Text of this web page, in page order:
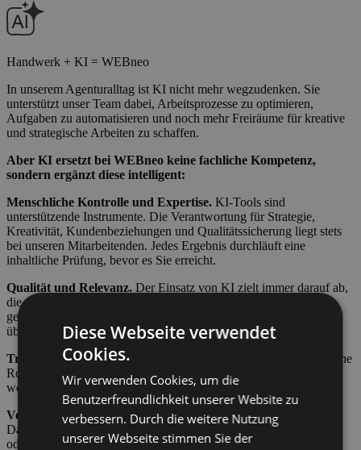
Handwerk + KI = WEBneo
In unserem Agenturalltag ist KI nicht mehr wegzudenken. Sie
unterstützt unser Team dabei, Arbeitsprozesse zu optimieren,
Aufgaben zu automatisieren und noch mehr Freiräume für kreative
und strategische Arbeiten zu schaffen.
Aber KI ersetzt bei WEBneo keine fachliche Kompetenz,
sondern ergänzt diese intelligent:
Menschliche Kontrolle und Expertise. KI-Tools sind
unterstützende Instrumente. Die Verantwortung für Strategie,
Kreativität, Kundenbeziehungen und Qualitätssicherung liegt stets
bei unseren Mitarbeitenden. Jedes Ergebnis durchläuft eine
inhaltliche Prüfung, bevor es Sie erreicht.
Qualität und Relevanz. Der Einsatz von KI zielt immer darauf ab,
die Qualität und Relevanz unserer Leistungen zu erhöhen. KI-
gestützte Inhalte und Analysen werden niemals unkritisch
übernommen, sondern an unseren Qualitätsstandards gemessen.
Transparenz.Wir kommunizieren offen, wenn KI eine wesentliche
Rolle in einer Leistung spielt. Auf Wunsch erläutern wir gerne, an
welchen Stellen und in welchem Umfang KI zum Einsatz kommt.
Verantwortungsvoller Umgang mit Daten.Der Schutz Ihrer
Daten hat für uns Priorität. Wir geben keine personenbezogenen
oder vertraulichen Informationen in öffentliche KI-Tools, für die
Diese Webseite verwendet
Cookies.
Wir verwenden Cookies, um die
Benutzerfreundlichkeit unserer Website zu
verbessern. Durch die weitere Nutzung
unserer Webseite stimmen Sie der